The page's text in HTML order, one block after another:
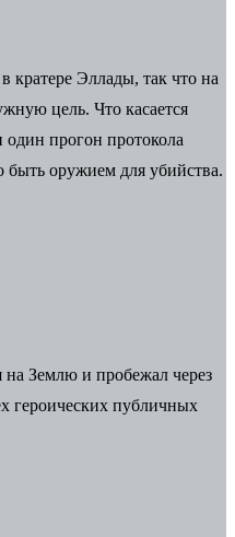
кратере Эллады, так что на
цель. Что касается
прогон протокола
быть оружием для убийства.
Землю и пробежал через
героических публичных